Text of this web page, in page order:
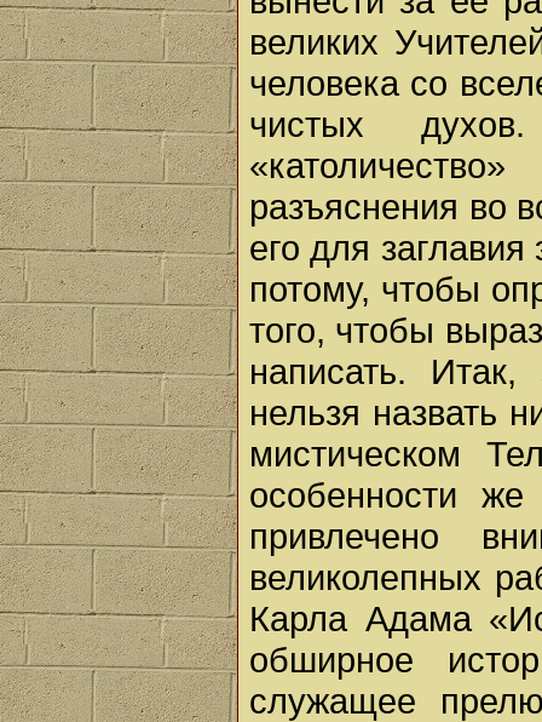
великих
человека со
чистых
разъяснения во
его для заглавия
потому, чтобы
того, чтобы
написать.
нельзя назвать
мистическом
особенности
привлечено
великолепных
Карла Адама
обширное
служащее